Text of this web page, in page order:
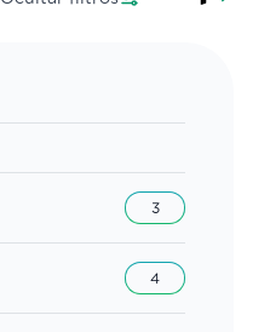
3
4